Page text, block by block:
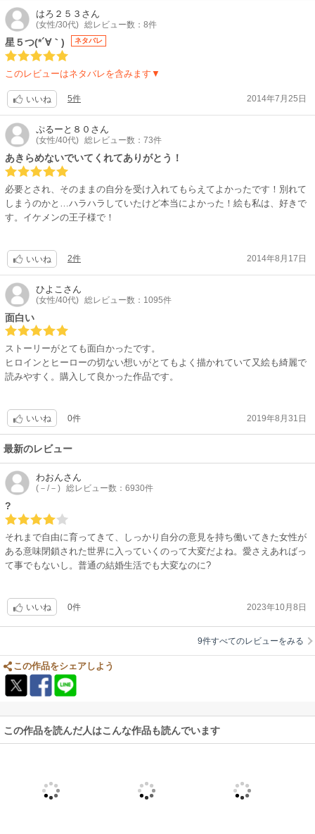
いかどうかは別の問題だが、アズリン王の代で女性の権利等々の価値が変
化するのは良い事だ。キアラが進退を考えている時に彼女の母親がいちい
ち口をはさんでいる事も、どの国においても結婚を機に女性の生活や立ち
位置を確固たる希望通りにすることは困難だと伝えていて納得する。だか
らといって、あきらめてはいけないと示している点も付け加えておきた
い。総じて、アズリンのキアラに対する愛情がそこここに散りばめられて
いてトキメキ多い物語だった。
はろ２５３ さん
(女性/30代) 総レビュー数：8件
星５つ(*´∀｀) ネタバレ
このレビューはネタバレを含みます▼
いいね 5件 2014年7月25日
ぷるーと８０ さん
(女性/40代) 総レビュー数：73件
あきらめないでいてくれてありがとう！
必要とされ、そのままの自分を受け入れてもらえてよかったです！別れて
しまうのかと…ハラハラしていたけど本当によかった！絵も私は、好きで
す。イケメンの王子様で！
いいね 2件 2014年8月17日
ひよこ さん
(女性/40代) 総レビュー数：1095件
面白い
ストーリーがとても面白かったです。
ヒロインとヒーローの切ない想いがとてもよく描かれていて又絵も綺麗で
読みやすく。購入して良かった作品です。
いいね 0件 2019年8月31日
最新のレビュー
わおんさん
(－/－) 総レビュー数：6930件
?
それまで自由に育ってきて、しっかり自分の意見を持ち働いてきた女性が
ある意味閉鎖された世界に入っていくのって大変だよね。愛さえあればっ
て事でもないし。普通の結婚生活でも大変なのに?
いいね 0件 2023年10月8日
9件すべてのレビューをみる
この作品をシェアしよう
この作品を読んだ人はこんな作品も読んでいます